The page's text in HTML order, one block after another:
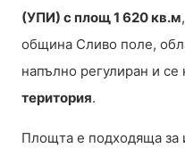
(УПИ) с площ 1 620 кв.м
община Сливо поле,
напълно регулиран и се
територия.
Площта е подходяща за